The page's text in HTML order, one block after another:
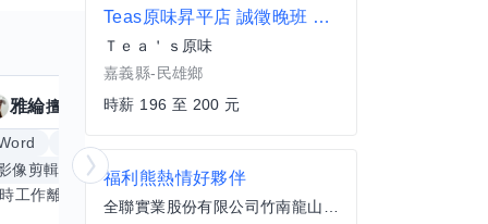
雅綸擅長 個技能
Excel
像剪輯與後製
手機遊戲
更多
平時工作離不開Word和Excel，熟練操作讓我在文件整理和數據處理上都得心應手，還能用倉頡輸入法快速打字。近期想挑戰英文學習，希望能透過交換技能一起進步！如果你英文流利，需要中文或電腦技巧輔助，歡迎找我搭檔，咱們一起歡樂學習，互相激勵，成為彼此的學習小夥伴！
Teas原味昇平店 誠徵晚班 假日工讀 兼職人員
Ｔｅａ＇ｓ原味
嘉義縣-民雄鄉
時薪 196 至 200 元
福利熊熱情好夥伴
全聯實業股份有限公司竹南龍山分公司